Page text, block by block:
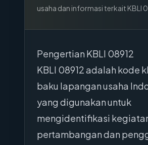
usaha dan informasi terkait KBLI
Pengertian KBLI 08912
KBLI 08912 adalah kode
baku lapangan usaha
yang digunakan untuk
mengidentifikasi
pertambangan dan